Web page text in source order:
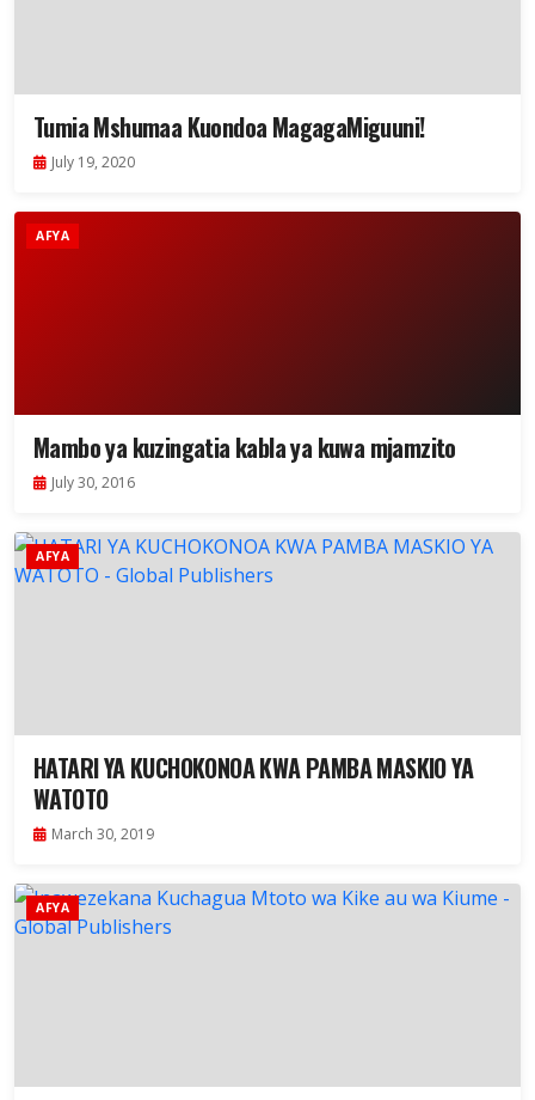
Tumia Mshumaa Kuondoa MagagaMiguuni!
July 19, 2020
AFYA
Mambo ya kuzingatia kabla ya kuwa mjamzito
July 30, 2016
AFYA
HATARI YA KUCHOKONOA KWA PAMBA MASKIO YA
WATOTO
March 30, 2019
AFYA